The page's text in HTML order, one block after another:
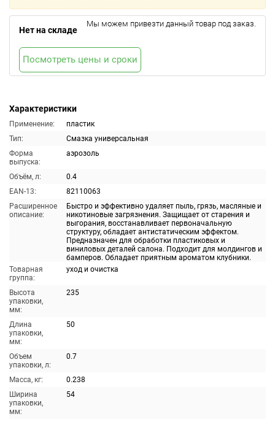
Характеристики
Применение:
пластик
Тип:
Смазка универсальная
Форма
выпуска:
аэрозоль
Объём, л:
0.4
EAN-13:
82110063
Расширенное
описание:
Быстро и эффективно удаляет пыль, грязь, масляные и
никотиновые загрязнения. Защищает от старения и
выгорания, восстанавливает первоначальную
структуру, обладает антистатическим эффектом.
Предназначен для обработки пластиковых и
виниловых деталей салона. Подходит для молдингов и
бамперов. Обладает приятным ароматом клубники.
Товарная
группа:
уход и очистка
Высота
упаковки,
мм:
235
Длина
упаковки,
мм:
50
Объем
упаковки, л:
0.7
Масса, кг:
0.238
Ширина
упаковки,
мм:
54
Нет на складе
Мы можем привезти данный товар под заказ.
Посмотреть цены и сроки